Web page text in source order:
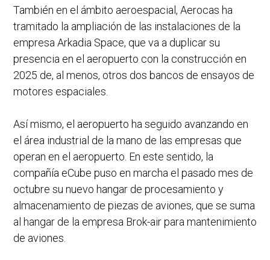
También en el ámbito aeroespacial, Aerocas ha
tramitado la ampliación de las instalaciones de la
empresa Arkadia Space, que va a duplicar su
presencia en el aeropuerto con la construcción en
2025 de, al menos, otros dos bancos de ensayos de
motores espaciales.
Así mismo, el aeropuerto ha seguido avanzando en
el área industrial de la mano de las empresas que
operan en el aeropuerto. En este sentido, la
compañía eCube puso en marcha el pasado mes de
octubre su nuevo hangar de procesamiento y
almacenamiento de piezas de aviones, que se suma
al hangar de la empresa Brok-air para mantenimiento
de aviones.